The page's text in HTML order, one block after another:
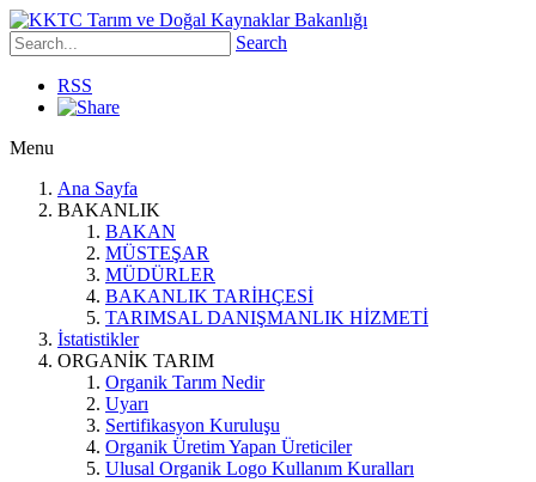
Search
RSS
Menu
Ana Sayfa
BAKANLIK
BAKAN
MÜSTEŞAR
MÜDÜRLER
BAKANLIK TARİHÇESİ
TARIMSAL DANIŞMANLIK HİZMETİ
İstatistikler
ORGANİK TARIM
Organik Tarım Nedir
Uyarı
Sertifikasyon Kuruluşu
Organik Üretim Yapan Üreticiler
Ulusal Organik Logo Kullanım Kuralları